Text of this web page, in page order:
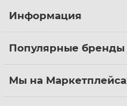
Информация
Популярные бренды
Мы на